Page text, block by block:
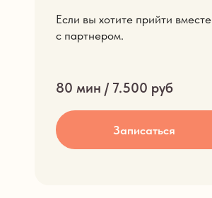
Если вы хотите прийти вместе
с партнером.
Записаться
80 мин / 7.500 руб